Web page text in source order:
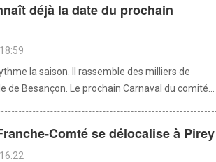
déjà la date du prochain
la saison. Il rassemble des milliers de
de Besançon. Le prochain Carnaval du comité...
Comté se délocalise à Pirey